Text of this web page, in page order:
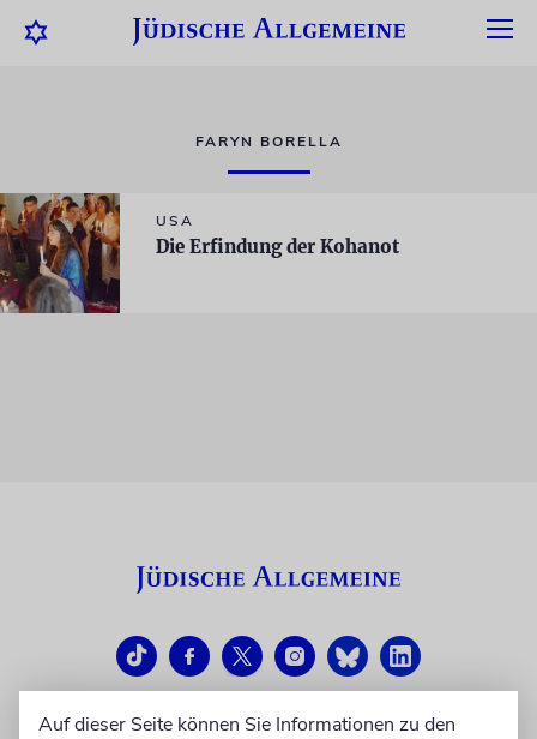
FARYN BORELLA
USA
Die Erfindung der Kohanot
Auf dieser Seite können Sie Informationen zu den